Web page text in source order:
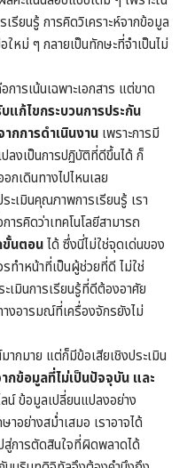
เรียนรู้ การคิดวิเคราะห์จากข้อมูล
หม่ ๆ กลายเป็นทักษะที่จำเป็นไม่
รเน้นเฉพาะเอกสาร แต่ขาด
แก้ไขกระบวนการประกัน
กการดำเนินงาน เพราะการมี
ลงเป็นการปฏิบัติที่ดีขึ้นได้ ก็
เดินทางไปไหนเลย
ะเมินคุณภาพการเรียนรู้ เรา
รคิดว่าเทคโนโลยีสามารถ
ขั้นตอนได้ ซึ่งนี่ไม่ใช่จุดเด่นของ
รทำหน้าที่เป็นผู้ช่วยที่ดี ไม่ใช่
เมินการเรียนรู้ที่ดีต้องอาศัย
งอารมณ์ที่เครื่องจักรยังไม่
กมาย แต่ก็มีข้อเสียเชิงประเมิน
กข้อมูลที่ไม่เป็นปัจจุบัน และ
ลน์ ข้อมูลเปลี่ยนแปลงอย่าง
อย่างสม่ำเสมอ เราอาจได้
สู่การตัดสินใจที่ผิดพลาดได้